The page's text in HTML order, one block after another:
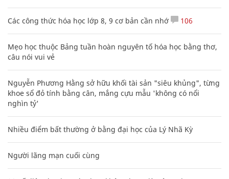
Các công thức hóa học lớp 8, 9 cơ bản cần nhớ 106
Mẹo học thuộc Bảng tuần hoàn nguyên tố hóa học bằng thơ,
câu nói vui vẻ
Nguyễn Phương Hằng sở hữu khối tài sản "siêu khủng", từng
khoe sổ đỏ tính bằng cân, mắng cựu mẫu 'không có nổi
nghìn tỷ'
Nhiều điểm bất thường ở bằng đại học của Lý Nhã Kỳ
Người lãng mạn cuối cùng